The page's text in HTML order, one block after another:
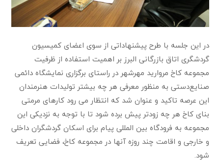
در این جلسه با طرح پیشنهاداتی از سوی اعضای کمیسیون
گردشگری اتاق بازرگانی البرز بر اهمیت استفاده از ظرفیت
مجموعه کاخ مروارید مهرشهر در راستای برگزاری نمایشگاه دائمی
صنایع‌دستی به منظور معرفی هر چه بیشتر تولیدات هنرمندان
این عرصه تاکید و عنوان شد که انتظار می رود کارهای مرمتی
بنای کاخ هر چه زودتر پیش برده شود تا با توجه به نزدیکی این
مجموعه به فرودگاه بین المللی پیام برای اسکان گردشگران داخلی
و خارجی و اقامت چند روزه آنها در مجموعه کاخ، فضایی تعریف
شود.